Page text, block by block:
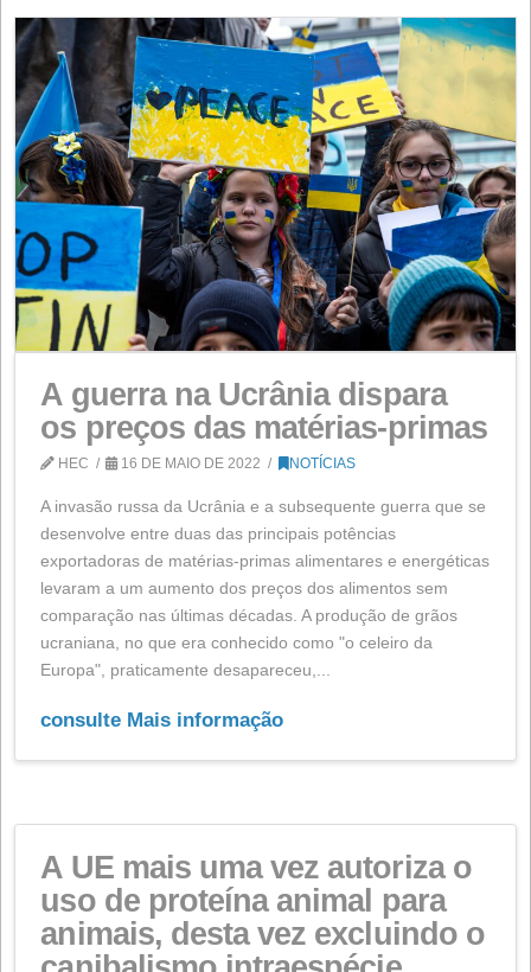
RIOSA, entre as 500
mais prósperas de
HEC 9 DE NOVEMBRO DE 2023 NOTÍCIAS
No dia 7 de novembro, a Confederação Espanhola de
Pequenas e Médias Empresas (CEPYME) apresentou
seu anuário 'Cepyme 500', a lista que visa dar
projeção às quinhentas PME que lideram o
empresarial em Espanha e que, na sua edição de
inclui o RIOSA pela primeira vez. Para elaborar esta
consulte Mais informação
EMPRESA EVENTOS